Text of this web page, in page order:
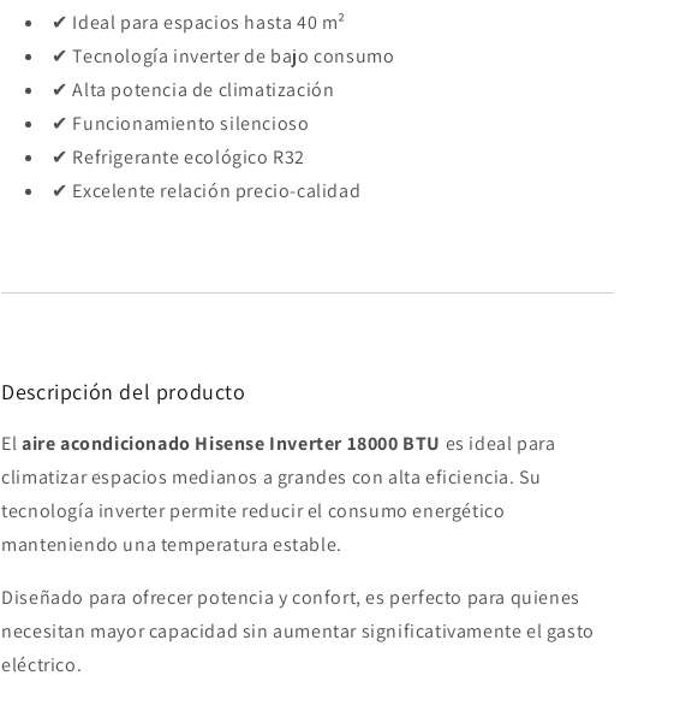
✔ Ideal para espacios hasta 40 m²
✔ Tecnología inverter de bajo consumo
✔ Alta potencia de climatización
✔ Funcionamiento silencioso
✔ Refrigerante ecológico R32
✔ Excelente relación precio-calidad
Descripción del producto
Elaire acondicionado Hisense Inverter 18000 BTU es ideal para
climatizar espacios medianos a grandes con alta eficiencia. Su
tecnología inverter permite reducir el consumo energético
manteniendo una temperatura estable.
Diseñado para ofrecer potencia y confort, es perfecto para quienes
necesitan mayor capacidad sin aumentar significativamente el gasto
eléctrico.